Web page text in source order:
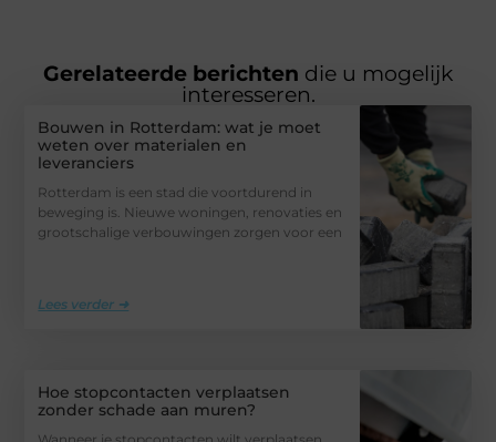
Gerelateerde berichten die u mogelijk
interesseren.
Bouwen in Rotterdam: wat je moet
weten over materialen en
leveranciers
Rotterdam is een stad die voortdurend in
beweging is. Nieuwe woningen, renovaties en
grootschalige verbouwingen zorgen voor een
Lees verder ➜
Hoe stopcontacten verplaatsen
zonder schade aan muren?